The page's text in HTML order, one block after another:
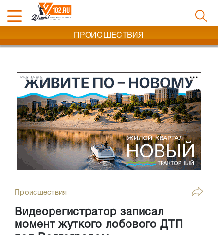
ПРОИСШЕСТВИЯ
РЕКЛАМА
Происшествия
Видеорегистратор записал
момент жуткого лобового ДТП